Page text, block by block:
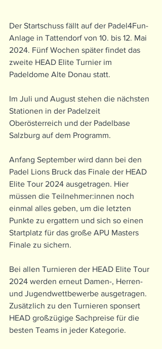
Der Startschuss fällt auf der Padel4Fun-
Anlage in Tattendorf von 10. bis 12. Mai
2024. Fünf Wochen später findet das
zweite HEAD Elite Turnier im
Padeldome Alte Donau statt.
Im Juli und August stehen die nächsten
Stationen in der Padelzeit
Oberösterreich und der Padelbase
Salzburg auf dem Programm.
Anfang September wird dann bei den
Padel Lions Bruck das Finale der HEAD
Elite Tour 2024 ausgetragen. Hier
müssen die Teilnehmer:innen noch
einmal alles geben, um die letzten
Punkte zu ergattern und sich so einen
Startplatz für das große APU Masters
Finale zu sichern.
Bei allen Turnieren der HEAD Elite Tour
2024 werden erneut Damen-, Herren-
und Jugendwettbewerbe ausgetragen.
Zusätzlich zu den Turnieren sponsert
HEAD großzügige Sachpreise für die
besten Teams in jeder Kategorie.